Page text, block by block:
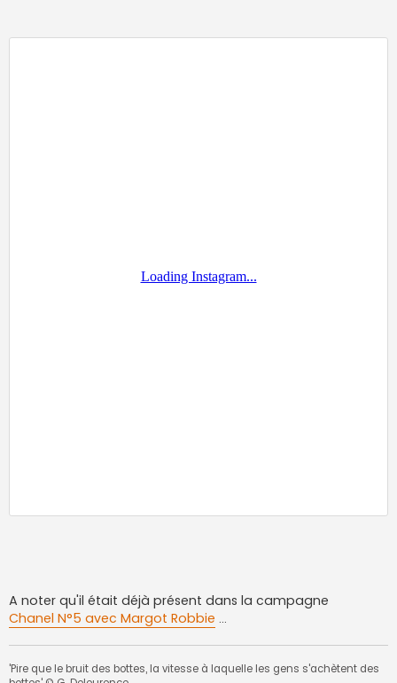
A noter qu'il était déjà présent dans la campagne
Chanel N°5 avec Margot Robbie ...
'Pire que le bruit des bottes, la vitesse à laquelle les gens s'achètent des